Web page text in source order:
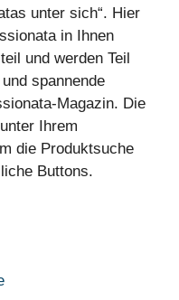
unter sich“. Hier
in Ihnen
und werden Teil
spannende
Magazin. Die
Ihrem
die Produktsuche
Buttons.